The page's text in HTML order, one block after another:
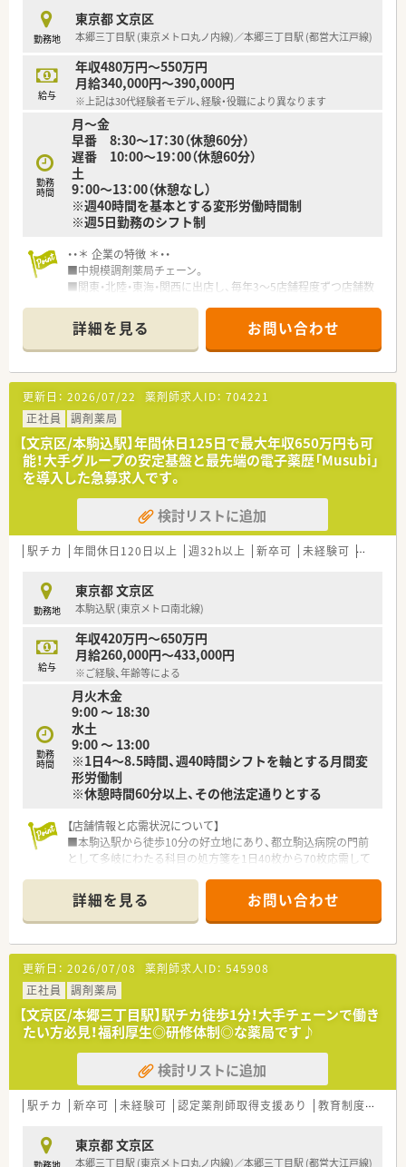
るので病欠などでも安心です。
■有休は、みんなで助け合い取得するという社風なので消化率は
84%と非常に高い水準です。
■育休はお子様が3歳になる迄、時短制度はお子様が小学生にな
るまで取得を延長する事が可能です。
■財形貯蓄?インフルエンザ補助制度?確定拠出年金など様々制
度があります。
≪勉強できる環境です♪≫
■薬剤師のスペシャリストとして、在宅医療や漢方といった専門
分野を極める道も用意されています。
■現場主義（好きな）の方が多いので、マネージャーや支店長、採
用・教育などの人事業務、医療モール開発といった新規開発に携
わるなど、活躍できるチャンスが多い企業です。
導入しています。
薬剤師の業務負担を減らし、患者様の服薬管理・指導へより注力
できる体制を整えています。
■「eラーニング?研修」が豊富に用意されており、薬剤師?社会人
としての知識を身に付ける事が可能です。
■経験の少ない方には、OJT研修なども用意されています。（e-ラ
ーニングは全額補助で受講が可能）
■医療モール?個人医院?総合病院前など様々な形態で運営して
おり色々な経験を積む事が可能です。
■医療モール受けの薬局では、医師との距離が近合同勉強会など
への参加など貴重な経験ができます。
※医療モール開発のパイオニア企業である同社は全国153カ所
にモール受け薬局を展開中
≪こんな薬局です≫
■日・祝と定休日の薬局です。
■子楽園駅より徒歩1分と駅チカの為、通勤が非常に便利です。
■心療内科, 耳鼻科, 精神科, 整形外科を主に取り扱っており、勉
強のできる環境です。
勤務地
東京都 文京区
本郷三丁目駅 (東京メトロ丸ノ内線)／本郷三丁目駅 (都営大江戸線)
給与
年収480万円～550万円
月給340,000円～390,000円
※上記は30代経験者モデル、経験・役職により異なります
勤務
時間
月～金
早番 8:30～17：30（休憩60分）
遅番 10:00～19：00（休憩60分）
土
9：00～13：00（休憩なし）
※週40時間を基本とする変形労働時間制
※週5日勤務のシフト制
・・＊ 企業の特徴 ＊・・
■中規模調剤薬局チェーン。
■関東・北陸・東海・関西に出店し、毎年3～5店舗程度ずつ店舗数
■異動、他店舗ヘルプも基本ありません（双方了承ならばあり）
■離職率が低く、平均勤続年数6年程度です、退職された方も数
年後に再入社されることもあるなど、円満退職が多いです
■年間休日120日以上！その他もライフスタイルに合わせ無理な
く働ける環境が整っております
詳細を見る お問い合わせ
更新日： 2026/07/22 薬剤師求人ID： 704221
正社員
調剤薬局
【文京区/本駒込駅】年間休日125日で最大年収650万円も可
能！大手グループの安定基盤と最先端の電子薬歴「Musubi」
を導入した急募求人です。
検討リストに追加
駅チカ 年間休日120日以上 週32h以上 新卒可 未経験可 ブラン
勤務地
東京都 文京区
本駒込駅 (東京メトロ南北線)
給与
年収420万円～650万円
月給260,000円～433,000円
※ご経験、年齢等による
勤務
時間
月火木金
9:00 ～ 18:30
水土
9:00 ～ 13:00
※1日4～8.5時間、週40時間シフトを軸とする月間変
形労働制
※休憩時間60分以上、その他法定通りとする
【店舗情報と応需状況について】
■本駒込駅から徒歩10分の好立地にあり、都立駒込病院の門前
として多岐にわたる科目の処方箋を1日40枚から70枚応需して
■薬剤師は常勤5名の手厚い体制を整えており、歯科や心療内科
から外科まで幅広い知識を吸収しながら専門性を磨くことが可
能です。
■医薬品の採用品目数は1,500品目と非常に豊富であり、病院門
前ならではの高度な調剤経験を積める環境が大きな魅力となっ
ています。
【こんな方が活躍中】
■病院での勤務経験があり、病棟業務や無菌調剤のスキルを活か
して、より患者様に近い調剤薬局の現場に挑戦したい方が活躍し
ています。
■子育てをしながら時短勤務制度を活用している薬剤師も多く
在籍しており、限られた時間の中で効率的に業務を遂行されてい
ます。
たいと考える、意欲的で柔軟な考えを持つ若手からベテランが中
心です。
詳細を見る お問い合わせ
更新日： 2026/07/08 薬剤師求人ID： 545908
正社員
調剤薬局
【文京区/本郷三丁目駅】駅チカ徒歩1分！大手チェーンで働き
たい方必見！福利厚生◎研修体制◎な薬局です♪
検討リストに追加
駅チカ 新卒可 未経験可 認定薬剤師取得支援あり 教育制度あり
東京都 文京区
本郷三丁目駅 (東京メトロ丸ノ内線)／本郷三丁目駅 (都営大江戸線)